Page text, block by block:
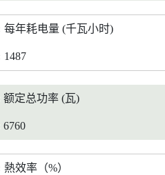
每年耗电量 (千瓦小时)
1487
额定总功率 (瓦)
6760
熱效率（%）